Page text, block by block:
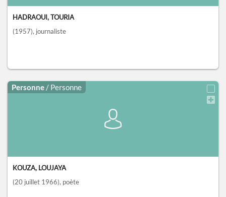
HADRAOUI, TOURIA
(1957), journaliste
Personne / Personne
KOUZA, LOUJAYA
(20 juillet 1966), poète